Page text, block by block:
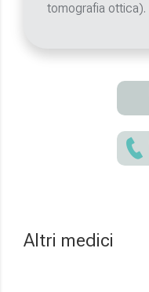
tomografia ottica).
Altri medici